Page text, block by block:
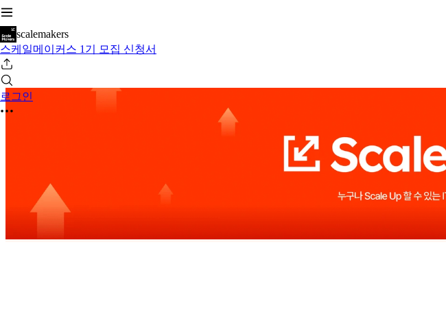
scalemakers
스케일메이커스 1기 모집 신청서
로그인